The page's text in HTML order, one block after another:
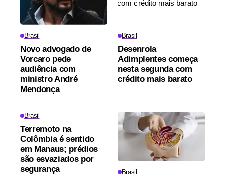
Brasil
Novo advogado de
Vorcaro pede
audiência com
ministro André
Mendonça
Brasil
Desenrola
Adimplentes começa
nesta segunda com
crédito mais barato
Brasil
Terremoto na
Colômbia é sentido
em Manaus; prédios
são esvaziados por
segurança
Brasil